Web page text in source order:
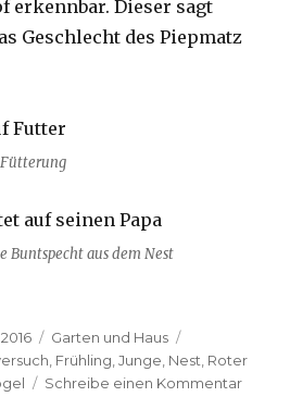
erkennbar. Dieser sagt
Geschlecht des Piepmatz
Fütterung
Buntspecht aus dem Nest
Kategorien
Garten und Haus
Frühling ,Junge Nest Roter
Schreibe einen Kommentarzu